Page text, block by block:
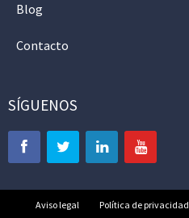
Blog
Contacto
SÍGUENOS
Aviso legal Política de privacidad